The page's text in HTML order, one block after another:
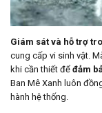
Giám sát và hỗ trợ
cung cấp vi sinh vật.
khi cần thiết để đảm
Ban Mê Xanh luôn
hành hệ thống.